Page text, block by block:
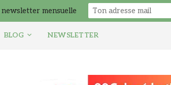
BLOG NEWSLETTER
newsletter mensuelle